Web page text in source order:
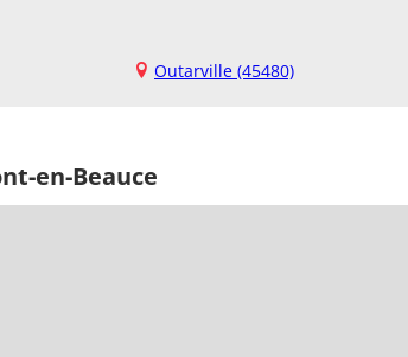
Outarville (45480)
en-Beauce